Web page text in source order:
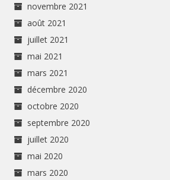
novembre 2021
août 2021
juillet 2021
mai 2021
mars 2021
décembre 2020
octobre 2020
septembre 2020
juillet 2020
mai 2020
mars 2020